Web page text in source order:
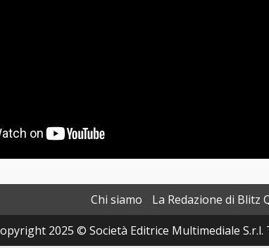
Chi siamo La Redazione di Blitz
2025 © Società Editrice Multimediale